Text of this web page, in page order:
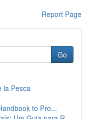
Report Page
Go
la Pesca
to Pro...